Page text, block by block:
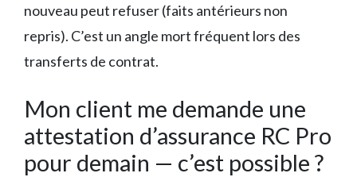
nouveau peut refuser (faits antérieurs non
repris). C’est un angle mort fréquent lors des
transferts de contrat.
Mon client me demande une
attestation d’assurance RC Pro
pour demain — c’est possible ?